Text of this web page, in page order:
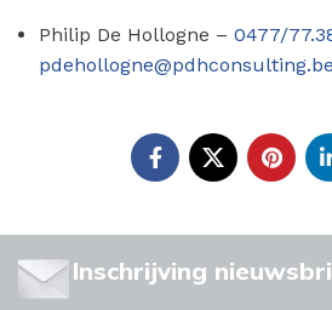
Philip De Hollogne – 0477/
pdehollogne@pdhconsulting.be
Inschrijving